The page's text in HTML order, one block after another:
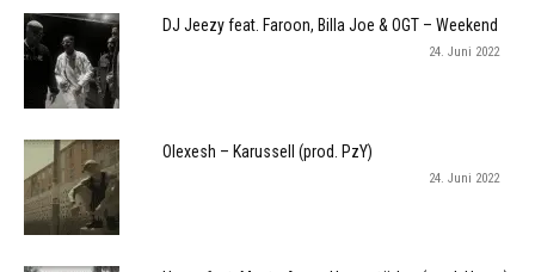
DJ Jeezy feat. Faroon, Billa Joe & OGT – Weekend
24. Juni 2022
Olexesh – Karussell (prod. PzY)
24. Juni 2022